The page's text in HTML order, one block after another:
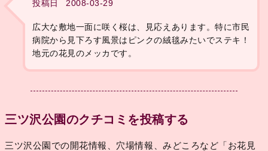
投稿日
2008-03-29
広大な敷地一面に咲く桜は、見応えあります。特に市民
病院から見下ろす風景はピンクの絨毯みたいでステキ！
地元の花見のメッカです。
三ツ沢公園のクチコミを投稿する
三ツ沢公園での開花情報、穴場情報、みどころなど「お花見